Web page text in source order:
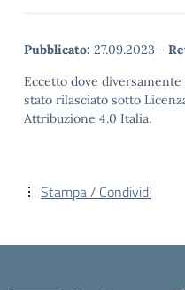
Pubblicato: 27.09.2023 -
Eccetto dove
stato rilasciato sotto
Attribuzione 4.0 Italia.
Stampa / Condividi